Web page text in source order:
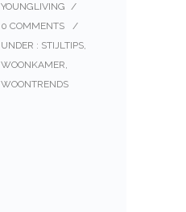
YOUNGLIVING /
0 COMMENTS
/
UNDER : STIJLTIPS,
WOONKAMER,
WOONTRENDS